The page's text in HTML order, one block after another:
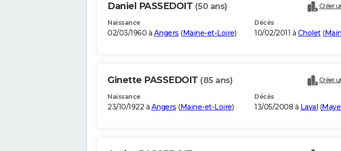
Daniel PASSEDOIT (50 ans) Créer
Naissance
02/03/1960 à Angers (Maine-et-Loire)
Décès
10/02/2011 à Cholet(
Ginette PASSEDOIT (85 ans) Créer
Naissance
23/10/1922 à Angers (Maine-et-Loire)
Décès
13/05/2008 à Laval (